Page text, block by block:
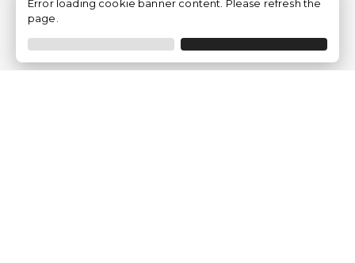
Error loading cookie banner content. Please refresh the
page.